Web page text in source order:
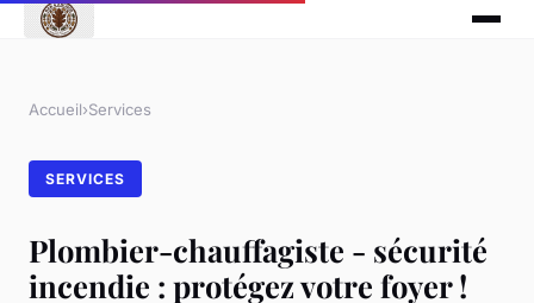
Accueil›Services
SERVICES
Plombier-chauffagiste - sécurité
incendie : protégez votre foyer !